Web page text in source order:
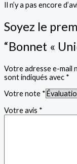
Il n’y a pas encore
Soyez le
“Bonnet «
Votre adresse e-mail
sont indiqués avec *
Votre note *
Votre avis *